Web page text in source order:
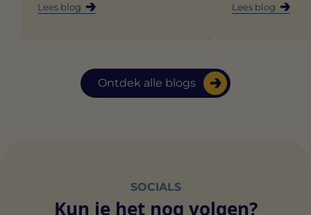
Ontdek alle blogs
Lees blog
Lees blog
SOCIALS
Kun je het nog volgen?